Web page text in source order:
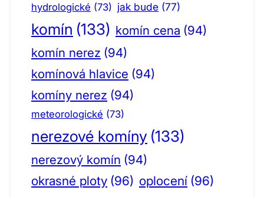
hydrologické (73) jak bude (77)
komín (133) komín cena (94)
komín nerez (94)
komínová hlavice (94)
komíny nerez (94)
meteorologické (73)
nerezové komíny (133)
nerezový komín (94)
okrasné ploty (96) oplocení (96)